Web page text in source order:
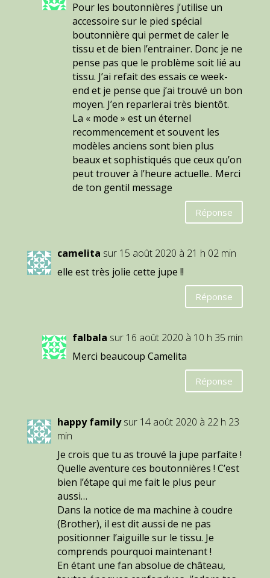
Pour les boutonnières j’utilise un
accessoire sur le pied spécial
boutonnière qui permet de caler le
tissu et de bien l’entrainer. Donc je ne
pense pas que le problème soit lié au
tissu. J’ai refait des essais ce week-
end et je pense que j’ai trouvé un bon
moyen. J’en reparlerai très bientôt.
La « mode » est un éternel
recommencement et souvent les
modèles anciens sont bien plus
beaux et sophistiqués que ceux qu’on
peut trouver à l’heure actuelle.. Merci
de ton gentil message
Réponse
camelita sur 15 août 2020 à 21 h 02 min
elle est très jolie cette jupe !!
Réponse
falbala sur 16 août 2020 à 10 h 35 min
Merci beaucoup Camelita
Réponse
happy family sur 14 août 2020 à 22 h 23
min
Je crois que tu as trouvé la jupe parfaite !
Quelle aventure ces boutonnières ! C’est
bien l’étape qui me fait le plus peur
aussi…
Dans la notice de ma machine à coudre
(Brother), il est dit aussi de ne pas
positionner l’aiguille sur le tissu. Je
comprends pourquoi maintenant !
En étant une fan absolue de château,